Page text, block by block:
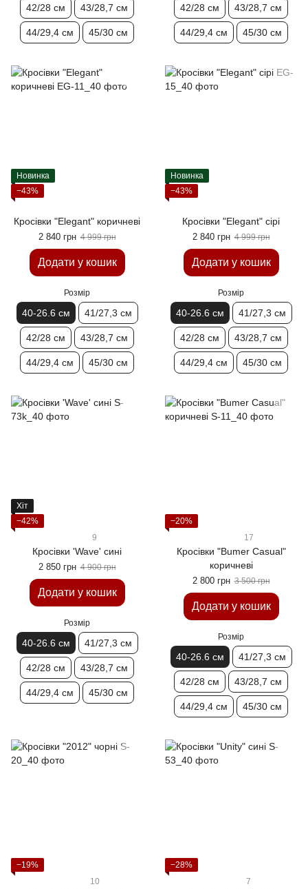
42/28 см 43/28,7 см
44/29,4 см 45/30 см
42/28 см 43/28,7 см
44/29,4 см 45/30 см
Новинка
−43%
Кросівки "Elegant" коричневі
2 840 грн 4 999 грн
Додати у кошик
Розмір
40-26.6 см 41/27,3 см
42/28 см 43/28,7 см
44/29,4 см 45/30 см
Новинка
−43%
Кросівки "Elegant" сірі
2 840 грн 4 999 грн
Додати у кошик
Розмір
40-26.6 см 41/27,3 см
42/28 см 43/28,7 см
44/29,4 см 45/30 см
Хіт
−42%
9
Кросівки 'Wave' сині
2 850 грн 4 900 грн
Додати у кошик
Розмір
40-26.6 см 41/27,3 см
42/28 см 43/28,7 см
44/29,4 см 45/30 см
−20%
17
Кросівки "Bumer Casual"
коричневі
2 800 грн 3 500 грн
Додати у кошик
Розмір
40-26.6 см 41/27,3 см
42/28 см 43/28,7 см
44/29,4 см 45/30 см
−19%
10
−28%
7